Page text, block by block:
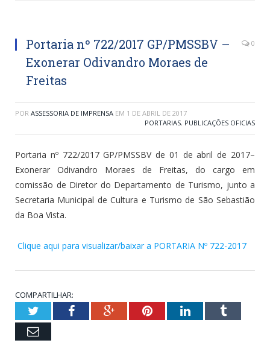
Portaria nº 722/2017 GP/PMSSBV –
Exonerar Odivandro Moraes de
Freitas
0
POR ASSESSORIA DE IMPRENSA EM 1 DE ABRIL DE 2017
PORTARIAS, PUBLICAÇÕES OFICIAS
Portaria nº 722/2017 GP/PMSSBV de 01 de abril de 2017–
Exonerar Odivandro Moraes de Freitas, do cargo em
comissão de Diretor do Departamento de Turismo, junto a
Secretaria Municipal de Cultura e Turismo de São Sebastião
da Boa Vista.
Clique aqui para visualizar/baixar a PORTARIA Nº 722-2017
COMPARTILHAR:
TwitterFacebookGoogle+PinterestLinkedInTumblr
Email